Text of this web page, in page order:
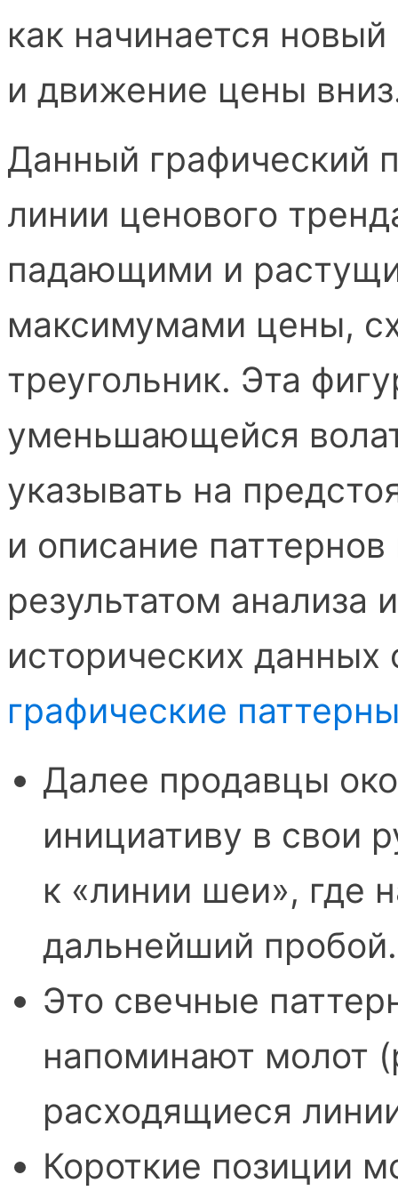
как начинается
и движение цены
Данный графический
линии ценового
падающими и
максимумами цены,
треугольник. Эта
уменьшающейся
указывать на
и описание
результатом анализа
исторических
графические
Далее продавцы
инициативу в свои
к «‎линии шеи», где
дальнейший пробой.
Это свечные
напоминают молот
расходящиеся
Короткие позиции